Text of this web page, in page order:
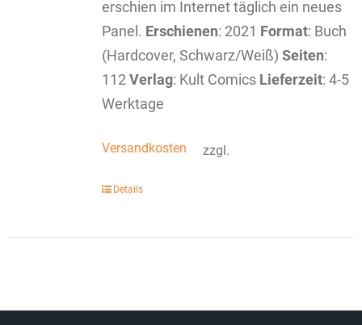
erschien im Internet täglich ein neues
Panel. Erschienen: 2021 Format: Buch
(Hardcover, Schwarz/Weiß) Seiten:
112 Verlag: Kult Comics Lieferzeit: 4-5
Werktage
zzgl.
Versandkosten
Details